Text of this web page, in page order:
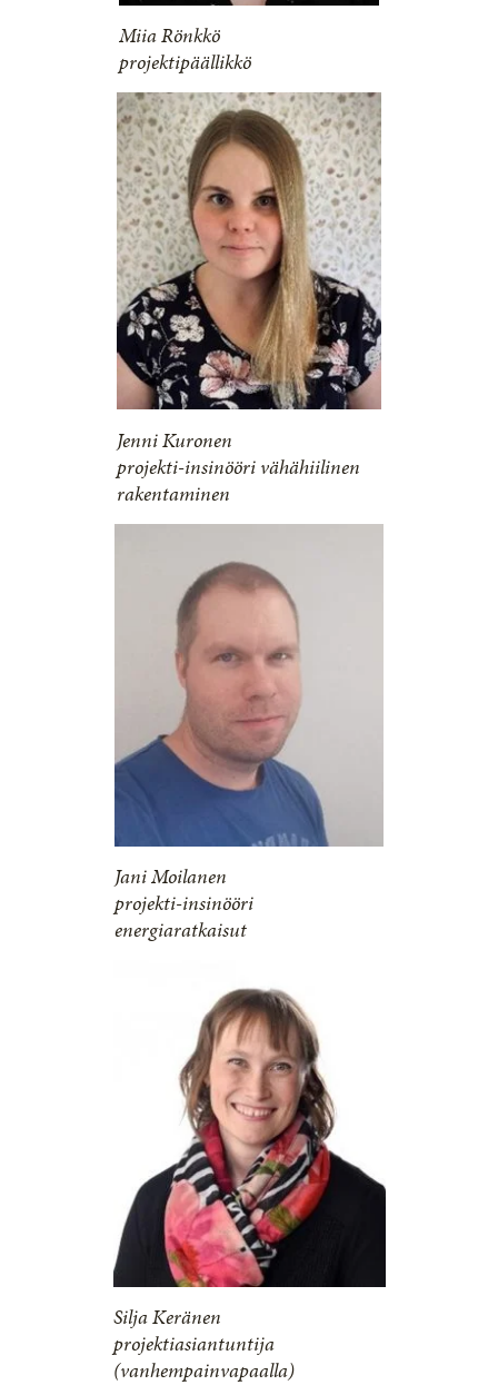
Miia Rönkkö
projektipäällikkö
Jenni Kuronen
projekti-insinööri vähähiilinen
rakentaminen
Jani Moilanen
projekti-insinööri
energiaratkaisut
Silja Keränen
projektiasiantuntija
(vanhempainvapaalla)